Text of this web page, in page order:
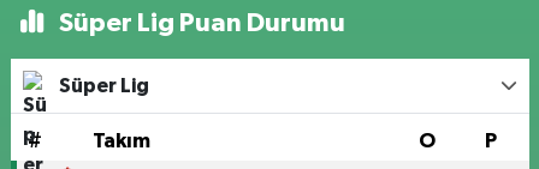
Süper Lig Puan Durumu
Süper Lig
# Takım O P